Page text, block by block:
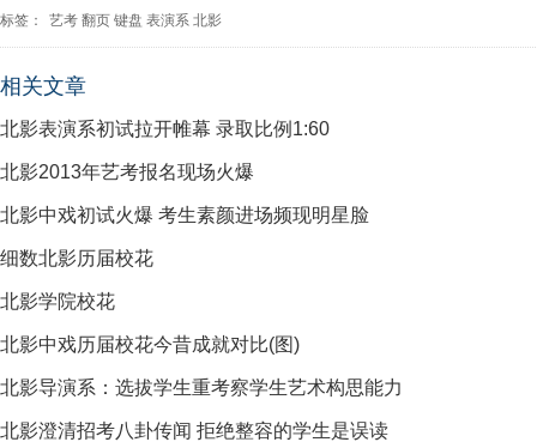
标签： 艺考 翻页 键盘 表演系 北影
相关文章
北影表演系初试拉开帷幕 录取比例1:60
北影2013年艺考报名现场火爆
北影中戏初试火爆 考生素颜进场频现明星脸
细数北影历届校花
北影学院校花
北影中戏历届校花今昔成就对比(图)
北影导演系：选拔学生重考察学生艺术构思能力
北影澄清招考八卦传闻 拒绝整容的学生是误读